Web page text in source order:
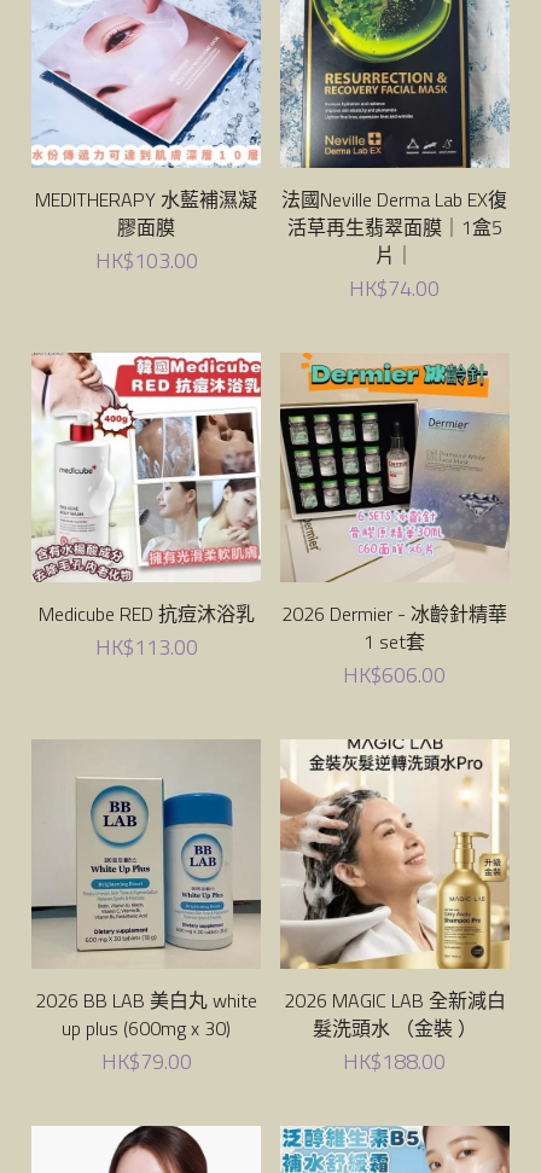
Lefilleo
CHOSUNGAH MEGA FIT
Glam
magic lab
Vella
Fatera
Lacto-Fit
bravity
lefilleo
JUNG KWAN JANG Korean Red Ginseng
Medicube
sery
Torriden
Sudee
Neville
MEDITHERAPY 水藍補濕凝
膠面膜
HK$103.00
法國Neville Derma Lab EX復
活草再生翡翠面膜｜1盒5
片｜
HK$74.00
Medicube RED 抗痘沐浴乳
HK$113.00
2026 Dermier - 冰齡針精華
1 set套
HK$606.00
2026 BB LAB 美白丸 white
up plus (600mg x 30)
HK$79.00
2026 MAGIC LAB 全新減白
髮洗頭水 （金裝 ）
HK$188.00